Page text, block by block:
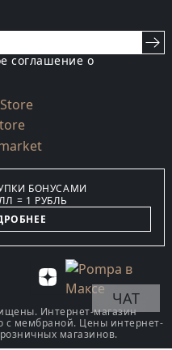
соглашение о
БОНУСАМИ
= 1 РУБЛЬ
Интернет-магазин
с мембраной. Цены интернет-
магазинов.
ЧАТ